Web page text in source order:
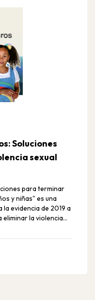
Soluciones
sexual
para terminar
y niñas" es una
evidencia de 2019 a
la violencia